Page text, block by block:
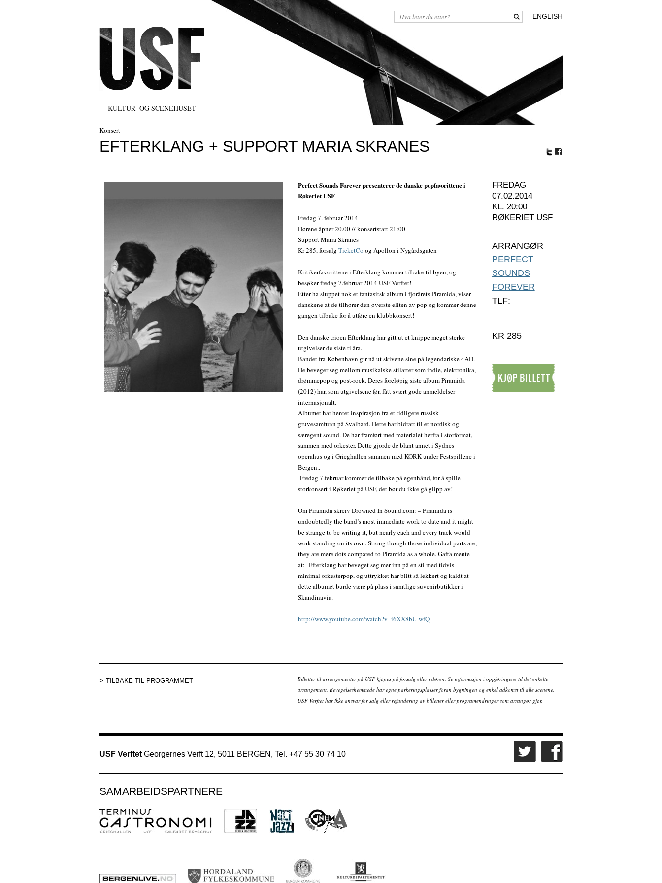
KULTUR- OG SCENEHUSET
ENGLISH
Konsert
EFTERKLANG + SUPPORT MARIA SKRANES
Perfect Sounds Forever presenterer de danske popfavorittene i
Røkeriet USF
Fredag 7. februar 2014
Dørene åpner 20.00 // konsertstart 21:00
Support Maria Skranes
Kr 285, forsalgTicketCo og Apollon i Nygårdsgaten
Kritikerfavorittene i Efterklang kommer tilbake til byen, og
besøker fredag 7.februar 2014 USF Verftet!
Etter ha sluppet nok et fantasitsk album i fjorårets Piramida, viser
danskene at de tilhører den øverste eliten av pop og kommer denne
gangen tilbake for å utføre en klubbkonsert!
Den danske trioen Efterklang har gitt ut et knippe meget sterke
utgivelser de siste ti åra.
Bandet fra København gir nå ut skivene sine på legendariske 4AD.
De beveger seg mellom musikalske stilarter som indie, elektronika,
drømmepop og post-rock. Deres foreløpig siste album Piramida
(2012) har, som utgivelsene før, fått svært gode anmeldelser
internasjonalt.
Albumet har hentet inspirasjon fra et tidligere russisk
gruvesamfunn på Svalbard. Dette har bidratt til et nordisk og
særegent sound. De har framført med materialet herfra i storformat,
sammen med orkester. Dette gjorde de blant annet i Sydnes
operahus og i Grieghallen sammen med KORK under Festspillene i
Bergen..
Fredag 7.februar kommer de tilbake på egenhånd, for å spille
storkonsert i Røkeriet på USF, det bør du ikke gå glipp av!
Om Piramida skreiv Drowned In Sound.com: – Piramida is
undoubtedly the band’s most immediate work to date and it might
be strange to be writing it, but nearly each and every track would
work standing on its own. Strong though those individual parts are,
they are mere dots compared to Piramida as a whole. Gaffa mente
at: -Efterklang har beveget seg mer inn på en sti med tidvis
minimal orkesterpop, og uttrykket har blitt så lekkert og kaldt at
dette albumet burde være på plass i samtlige suvenirbutikker i
Skandinavia.
http://www.youtube.com/watch?v=i6XX8bU-wfQ
FREDAG
07.02.2014
KL. 20:00
RØKERIET USF
ARRANGØR
PERFECT
SOUNDS
FOREVER
TLF:
KR 285
TILBAKE TIL PROGRAMMET
Billetter til arrangementer på USF kjøpes på forsalg eller i døren. Se informasjon i oppføringene til det enkelte
arrangement. Bevegelseshemmede har egne parkeringsplasser foran bygningen og enkel adkomst til alle scenene.
USF Verftet har ikke ansvar for salg eller refundering av billetter eller programendringer som arrangør gjør.
USF Verftet Georgernes Verft 12, 5011 BERGEN, Tel. +47 55 30 74 10
SAMARBEIDSPARTNERE